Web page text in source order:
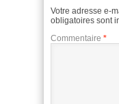
Votre adresse e-
obligatoires sont
Commentaire *